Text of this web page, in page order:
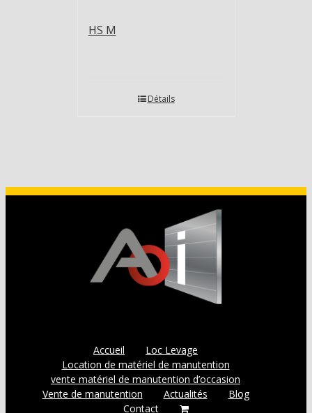
HS M
Détails
Accueil
Loc Levage
Location de matériel de manutention
vente matériel de manutention d’occasion
Vente de manutention
Actualités
Blog
Contact